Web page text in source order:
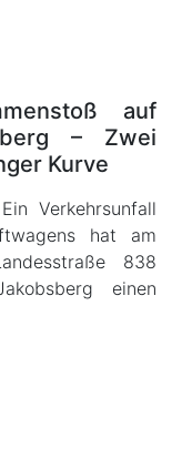
auf
– Zwei
Kurve
Verkehrsunfall
hat am
838
einen